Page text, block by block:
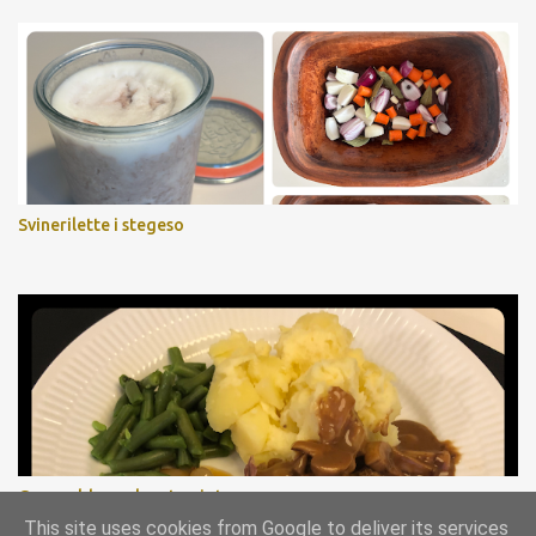
Svinerilette i stegeso
Gammeldags oksesteg i stegeso
This site uses cookies from Google to deliver its services